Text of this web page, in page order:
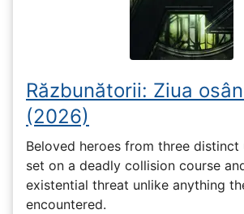
Răzbunătorii: Ziua
(2026)
Beloved heroes from three distinct
set on a deadly collision course
existential threat unlike anything
encountered.